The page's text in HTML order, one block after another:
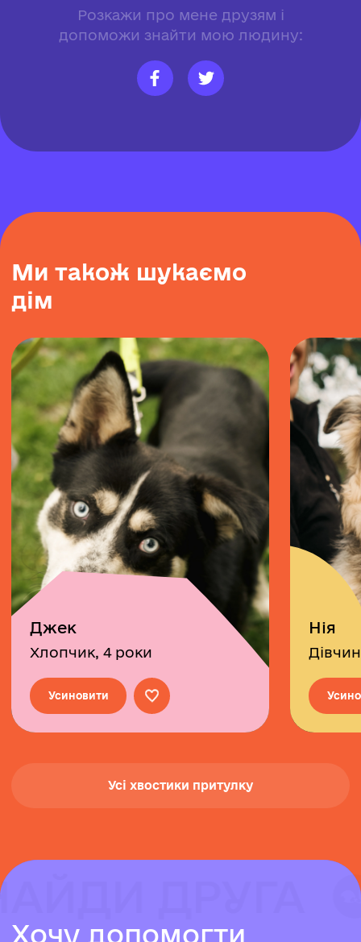
Розкажи про мене друзям і
допоможи знайти мою людину:
Ми також шукаємо
дім
Джек
Хлопчик, 4 роки
Усиновити
Нія
Усі хвостики притулку
ДРУГА
ДРУГА
ДРУГА
Хочу допомогти